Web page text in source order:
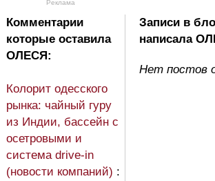
Реклама
Комментарии
которые оставила
ОЛЕСЯ:
Колорит одесского
рынка: чайный гуру
из Индии, бассейн с
осетровыми и
система drive-in
(новости компаний) :
Записи в
написала
Нет постов